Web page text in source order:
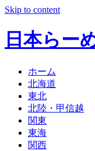
Skip to content
日本らー
ホーム
北海道
東北
北陸・甲信越
関東
東海
関西